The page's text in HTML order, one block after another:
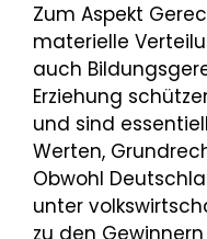
Zum Aspekt
materielle
auch
Erziehung
und sind
Werten,
Obwohl
unter